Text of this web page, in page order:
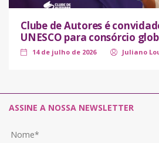
Clube de Autores é
UNESCO para consórcio
14 de julho de 2026 Juliano
ASSINE A NOSSA NEWSLETTER